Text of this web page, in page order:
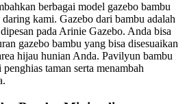
berbagai model gazebo bambu
kami. Gazebo dari bambu adalah
pada Arinie Gazebo. Anda bisa
gazebo bambu yang bisa disesuaikan
hijau hunian Anda. Pavilyun bambu
taman serta menambah